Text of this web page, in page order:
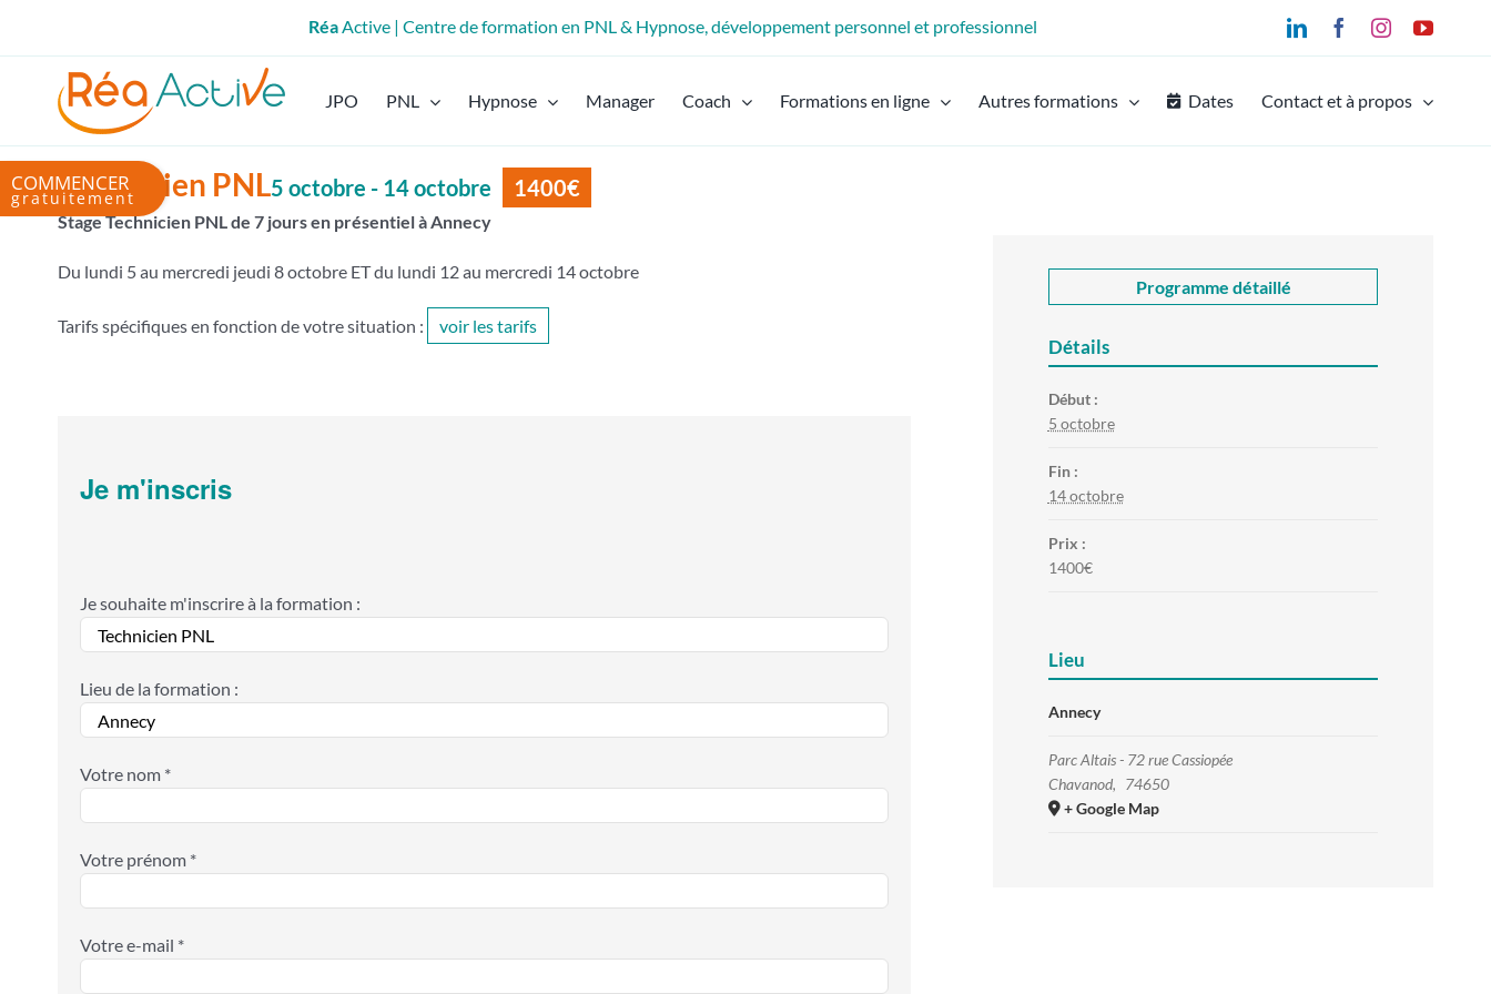
RéaActive | Centre de formation en PNL & Hypnose, développement personnel et professionnel LinkedInFacebookInstagram
JPO PNL Hypnose Manager Coach Formations en ligne Autres formations Dates Contact et à propos
Technicien PNL5 octobre - 14 octobre 1400€
Stage Technicien PNL de 7 jours en présentiel à Annecy
Du lundi 5 au mercredi jeudi 8 octobre ET du lundi 12 au mercredi 14 octobre
Tarifs spécifiques en fonction de votre situation : voir les tarifs
Je m'inscris
Je souhaite m'inscrire à la formation :
Lieu de la formation :
Votre nom *
Votre prénom *
Votre e-mail *
Détails
Début :
5 octobre
Fin :
14 octobre
Prix :
1400€
Programme détaillé
Lieu
Annecy
Parc Altais - 72 rue Cassiopée
Chavanod, 74650
+ Google Map
Bascule
de